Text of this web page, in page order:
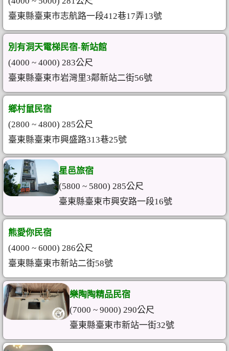
臺東縣臺東市志航路一段412巷17弄13號
別有洞天電梯民宿-新站館
(4000 ~ 4000) 283公尺
臺東縣臺東市岩灣里3鄰新站二街56號
鄉村鼠民宿
(2800 ~ 4800) 285公尺
臺東縣臺東市興盛路313巷25號
星邑旅宿
(5800 ~ 5800) 285公尺
臺東縣臺東市興安路一段16號
熊愛你民宿
(4000 ~ 6000) 286公尺
臺東縣臺東市新站二街58號
樂陶陶精品民宿
(7000 ~ 9000) 290公尺
臺東縣臺東市新站一街32號